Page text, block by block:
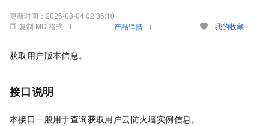
更新时间： 2026-08-04 02:36:10
复制 MD 格式
产品详情 我的收藏
获取用户版本信息。
接口说明
本接口一般用于查询获取用户云防火墙实例信息。